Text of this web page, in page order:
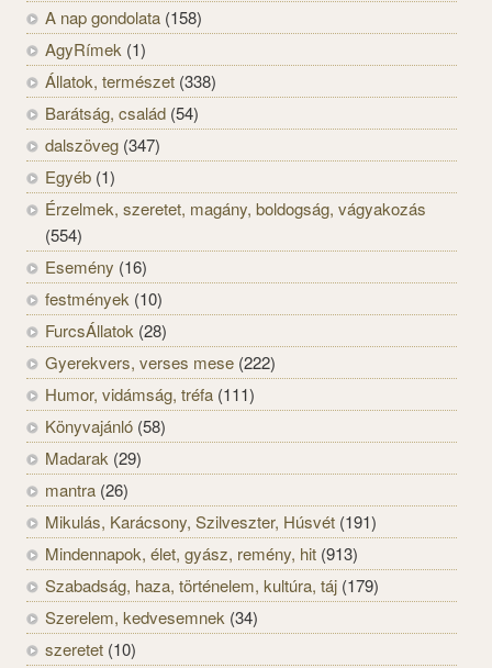
A nap gondolata (158)
AgyRímek (1)
Állatok, természet (338)
Barátság, család (54)
dalszöveg (347)
Egyéb (1)
Érzelmek, szeretet, magány, boldogság, vágyakozás
(554)
Esemény (16)
festmények (10)
FurcsÁllatok (28)
Gyerekvers, verses mese (222)
Humor, vidámság, tréfa (111)
Könyvajánló (58)
Madarak (29)
mantra (26)
Mikulás, Karácsony, Szilveszter, Húsvét (191)
Mindennapok, élet, gyász, remény, hit (913)
Szabadság, haza, történelem, kultúra, táj (179)
Szerelem, kedvesemnek (34)
szeretet (10)